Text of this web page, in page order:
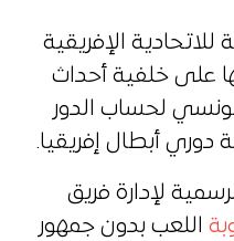
للاتحادية الإفريقية
على خلفية أحداث
لحساب الدور
دوري أبطال إفريقيا.
لإدارة فريق
اللعب بدون جمهور